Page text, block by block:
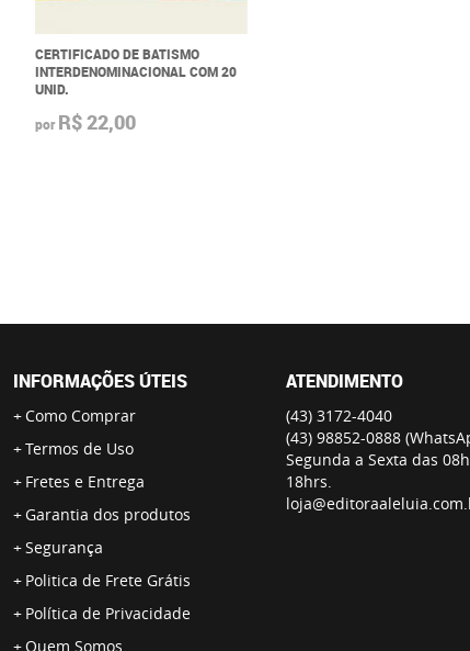
CERTIFICADO DE BATISMO
INTERDENOMINACIONAL COM 20
UNID.
por R$ 22,00
INFORMAÇÕES ÚTEIS
Como Comprar
Termos de Uso
Fretes e Entrega
Garantia dos produtos
Segurança
Politica de Frete Grátis
Política de Privacidade
Quem Somos
ATENDIMENTO
(43) 3172-4040
(43) 98852-0888
Segunda a Sexta das
18hrs.